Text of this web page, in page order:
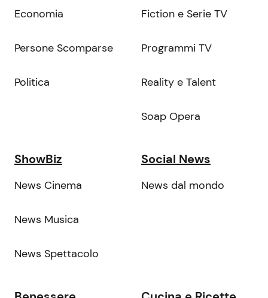
Economia
Persone Scomparse
Politica
Fiction e Serie TV
Programmi TV
Reality e Talent
Soap Opera
ShowBiz
News Cinema
News Musica
News Spettacolo
Social News
News dal mondo